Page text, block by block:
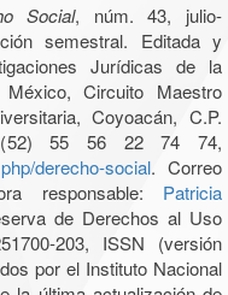
Social, núm. 43, julio-
semestral. Editada y
Jurídicas de la
Circuito Maestro
Coyoacán, C.P.
(52) 55 56 22 74 74,
derecho-social. Correo
responsable: Patricia
de Derechos al Uso
203, ISSN (versión
por el Instituto Nacional